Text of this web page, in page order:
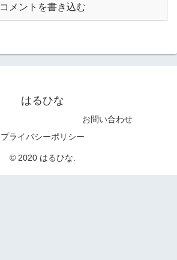
コメントを書き込む
はるひな
お問い合わせ
プライバシーポリシー
© 2020 はるひな.